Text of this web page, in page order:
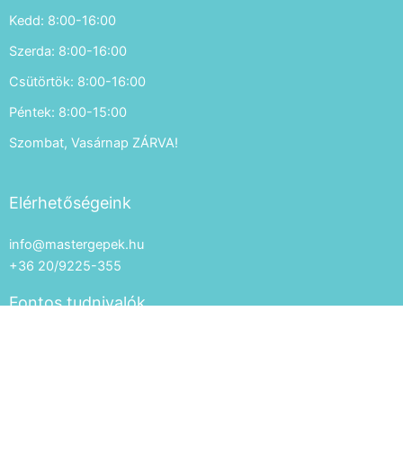
Kedd: 8:00-16:00
Szerda: 8:00-16:00
Csütörtök: 8:00-16:00
Péntek: 8:00-15:00
Szombat, Vasárnap ZÁRVA!
Elérhetőségeink
info@mastergepek.hu
+36 20/9225-355
Fontos tudnivalók